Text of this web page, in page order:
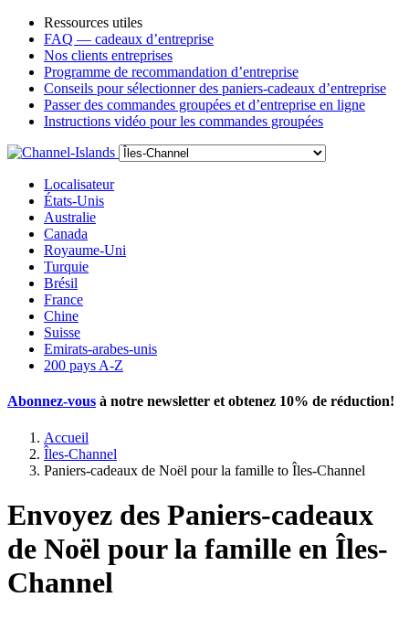
Ressources utiles
FAQ — cadeaux d’entreprise
Nos clients entreprises
Programme de recommandation d’entreprise
Conseils pour sélectionner des paniers-cadeaux d’entreprise
Passer des commandes groupées et d’entreprise en ligne
Instructions vidéo pour les commandes groupées
Localisateur
États-Unis
Australie
Canada
Royaume-Uni
Turquie
Brésil
France
Chine
Suisse
Emirats-arabes-unis
200 pays A-Z
Abonnez-vous à notre newsletter et obtenez 10% de réduction!
Accueil
Îles-Channel
Paniers-cadeaux de Noël pour la famille to Îles-Channel
Envoyez des Paniers-cadeaux
de Noël pour la famille en Îles-
Channel